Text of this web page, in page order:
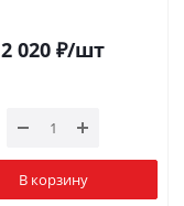
2 020 ₽/шт
В корзину